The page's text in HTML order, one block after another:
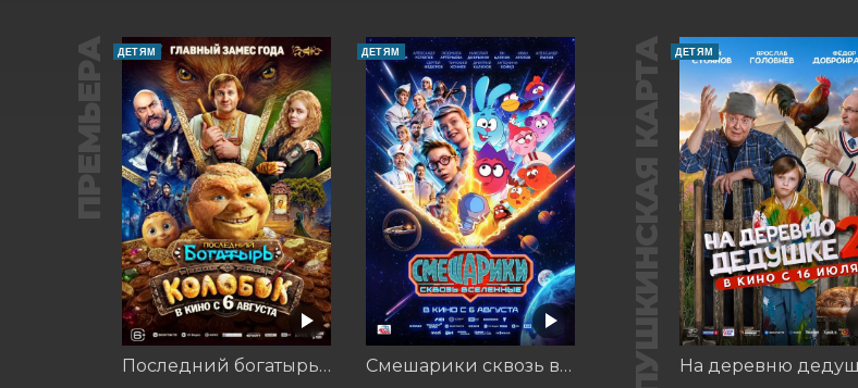
ПРЕМЬЕРА ДЕТЯМ
Последний богатырь. Колобок
ДЕТЯМ
Смешарики сквозь вселенные ПУШКИНСКАЯ КАРТА ДЕТЯМ